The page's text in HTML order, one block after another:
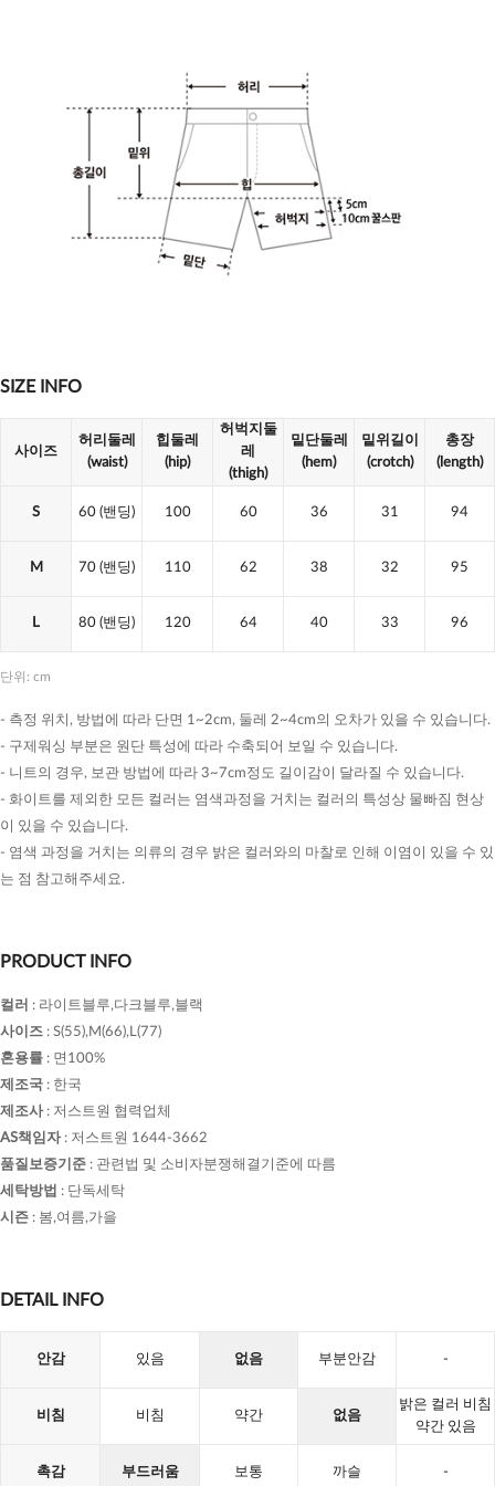
SIZE INFO
사이즈
허리둘레
(waist)
힙둘레
(hip)
허벅지둘
레
(thigh)
밑단둘레
(hem)
밑위길이
(crotch)
총장
(length)
S 60 (밴딩) 100 60 36 31 94
M 70 (밴딩) 110 62 38 32 95
L 80 (밴딩) 120 64 40 33 96
단위: cm
- 측정 위치, 방법에 따라 단면 1~2cm, 둘레 2~4cm의 오차가 있을 수 있습니다.
- 구제워싱 부분은 원단 특성에 따라 수축되어 보일 수 있습니다.
- 니트의 경우, 보관 방법에 따라 3~7cm정도 길이감이 달라질 수 있습니다.
- 화이트를 제외한 모든 컬러는 염색과정을 거치는 컬러의 특성상 물빠짐 현상
이 있을 수 있습니다.
- 염색 과정을 거치는 의류의 경우 밝은 컬러와의 마찰로 인해 이염이 있을 수 있
는 점 참고해주세요.
PRODUCT INFO
컬러 : 라이트블루,다크블루,블랙
사이즈 : S(55),M(66),L(77)
혼용률 : 면100%
제조국 : 한국
제조사: 저스트원 협력업체
AS책임자: 저스트원 1644-3662
품질보증기준 : 관련법 및 소비자분쟁해결기준에 따름
세탁방법 : 단독세탁
시즌 : 봄,여름,가을
DETAIL INFO
안감 있음 없음 부분안감 -
비침 비침 약간 없음
밝은 컬러 비침
약간 있음
촉감 부드러움 보통 까슬 -